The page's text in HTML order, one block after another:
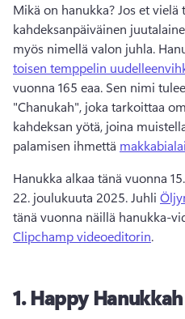
Mikä on hanukka? Jos et vielä
kahdeksanpäiväinen
myös nimellä valon juhla.
toisen temppelin
vuonna 165 eaa. Sen nimi
"Chanukah", joka tarkoittaa
kahdeksan yötä, joina
palamisen ihmettä
Hanukka alkaa tänä vuonna
22. joulukuuta 2025. Juhli
tänä vuonna näillä hanukka-
Clipchamp videoeditorin.
1.Happy